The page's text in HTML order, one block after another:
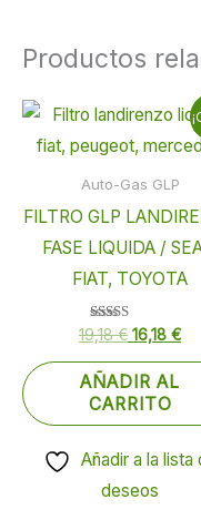
Productos
Auto-Gas GLP
FILTRO GLP
FASE LIQUIDA /
FIAT, TOYOTA
Valorado
con
5.00
de 5
19,18€
El
original
19,18 €.
16,18 €
El
AÑADIR AL
CARRITO
Añadir a la lista
deseos